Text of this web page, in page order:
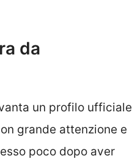
da
un profilo ufficiale
grande attenzione e
poco dopo aver